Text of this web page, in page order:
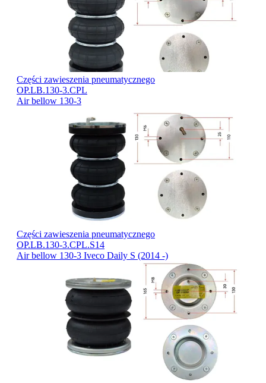
Części zawieszenia pneumatycznego
OP.LB.130-3.CPL
Air bellow 130-3
Części zawieszenia pneumatycznego
OP.LB.130-3.CPL.S14
Air bellow 130-3 Iveco Daily S (2014 -)